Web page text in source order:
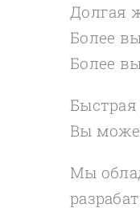
Долгая
Более
Более
Вы
Мы